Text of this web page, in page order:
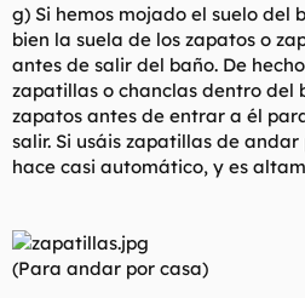
g) Si hemos mojado el suelo del
bien la suela de los zapatos o
antes de salir del baño. De
zapatillas o chanclas dentro del
zapatos antes de entrar a él
salir. Si usáis zapatillas de andar
hace casi automático, y es
(Para andar por casa)